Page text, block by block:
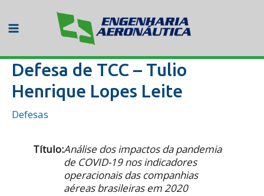
Menu
Defesa de TCC – Tulio
Henrique Lopes Leite
Defesas
Título:Análise dos impactos da pandemia
de COVID-19 nos indicadores
operacionais das companhias
aéreas brasileiras em 2020